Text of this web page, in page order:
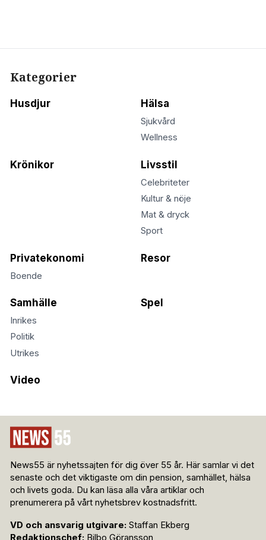
Kategorier
Husdjur Hälsa
Sjukvård
Wellness
Krönikor Livsstil
Celebriteter
Kultur & nöje
Mat & dryck
Sport
Privatekonomi
Boende
Resor
Samhälle
Inrikes
Politik
Utrikes
Spel
Video
News55 är nyhetssajten för dig över 55 år. Här samlar vi det
senaste och det viktigaste om din pension, samhället, hälsa
och livets goda. Du kan läsa alla våra artiklar och
prenumerera på vårt nyhetsbrev kostnadsfritt.
VD och ansvarig utgivare: Staffan Ekberg
Redaktionschef: Bilbo Göransson